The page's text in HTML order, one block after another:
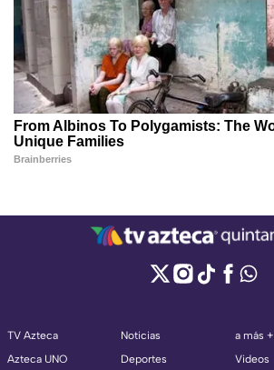
TV Azteca
Azteca UNO
Noticias
Deportes
a más +
Videos